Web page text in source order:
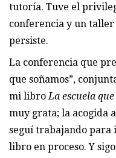
tutoría. Tuve el
conferencia y un taller
persiste.
La conferencia que
que soñamos”,
mi libroLa escuela
muy grata; la acogida
seguí trabajando para
libro en proceso. Y